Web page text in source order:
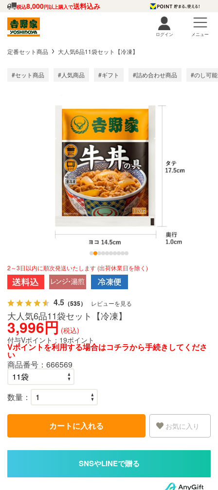
税込8,000円以上購入で送料込み
ログイン メニュー
定番セット商品 大人気6品11袋セット【冷凍】
#セット商品 #人気商品 #ギフト #詰め合わせ商品 #のし可能
2～3日以内に順次発送いたします (出荷休業日を除く)
4.5 （535） レビューを見る
大人気6品11袋セット【冷凍】
3,996円 (税込)
付与Vポイント： 19ポイント
Vポイントを利用する場合はコチラから手続きしてくださ
い
商品番号： 666569
数量：
カートに入れる お気に入り